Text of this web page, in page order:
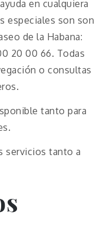
en cualquiera
especiales son son
de la Habana:
20 00 66. Todas
o consultas
tanto para
servicios tanto a